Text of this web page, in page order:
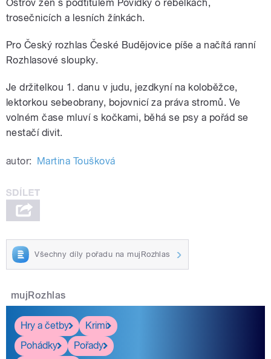
Ostrov žen s podtitulem Povídky o rebelkách,
trosečnicích a lesních žínkách.
Pro Český rozhlas České Budějovice píše a načítá ranní
Rozhlasové sloupky.
Je držitelkou 1. danu v judu, jezdkyní na koloběžce,
lektorkou sebeobrany, bojovnicí za práva stromů. Ve
volném čase mluví s kočkami, běhá se psy a pořád se
nestačí divit.
autor: Martina Toušková
Všechny díly pořadu na mujRozhlas
mujRozhlas
Hry a četby
Krimi
Pohádky
Pořady